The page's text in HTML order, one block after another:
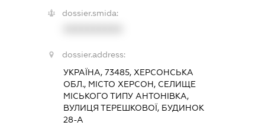
dossier.smida:
dossier.address:
УКРАЇНА, 73485, ХЕРСОНСЬКА
ОБЛ., МІСТО ХЕРСОН, СЕЛИЩЕ
МІСЬКОГО ТИПУ АНТОНІВКА,
ВУЛИЦЯ ТЕРЕШКОВОЇ, БУДИНОК
28-А